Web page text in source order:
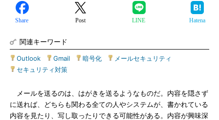
Share Post LINE Hatena
関連キーワード
Outlook Gmail 暗号化 メールセキュリティ
セキュリティ対策
メールを送るのは、はがきを送るようなものだ。内容を隠さず
に送れば、どちらも関わる全ての人やシステムが、書かれている
内容を見たり、写し取ったりできる可能性がある。内容が興味深